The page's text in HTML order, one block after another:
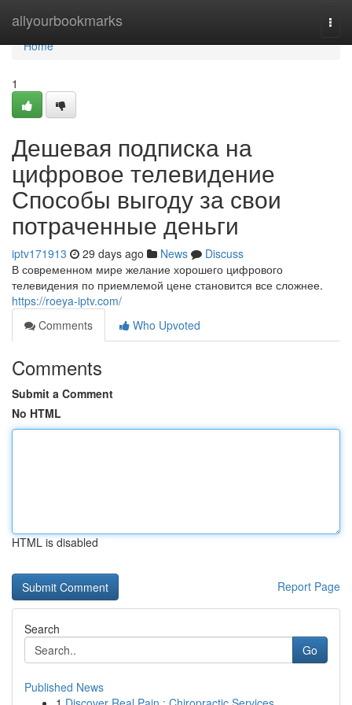
allyourbookmarks
Home
Home
1
Дешевая подписка на
цифровое телевидение
Способы выгоду за свои
потраченные деньги
iptv171913 29 days ago News
Discuss
В современном мире желание хорошего цифрового
телевидения по приемлемой цене становится все сложнее.
https://roeya-iptv.com/
Comments
Who Upvoted
Comments
Submit a Comment
No HTML
HTML is disabled
Report Page
Search
Go
Published News